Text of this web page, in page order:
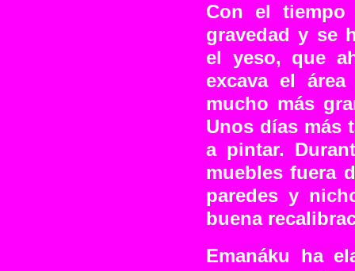
Con el tiempo
gravedad y se
el yeso, que
excava el
mucho más
Unos días más
a pintar.
muebles fuera
paredes y
buena
Emanáku ha